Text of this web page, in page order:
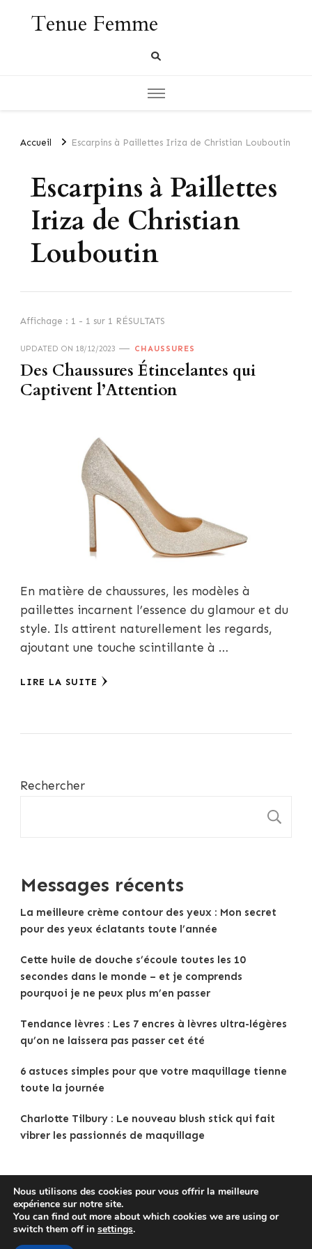
Tenue Femme
Accueil Escarpins à Paillettes Iriza de Christian Louboutin
Escarpins à Paillettes
Iriza de Christian
Louboutin
Affichage : 1 - 1 sur 1 RÉSULTATS
UPDATED ON 18/12/2023 CHAUSSURES
Des Chaussures Étincelantes qui
Captivent l’Attention
En matière de chaussures, les modèles à
paillettes incarnent l’essence du glamour et du
style. Ils attirent naturellement les regards,
ajoutant une touche scintillante à …
LIRE LA SUITE
Rechercher
Messages récents
La meilleure crème contour des yeux : Mon secret
pour des yeux éclatants toute l’année
Cette huile de douche s’écoule toutes les 10
secondes dans le monde – et je comprends
pourquoi je ne peux plus m’en passer
Tendance lèvres : Les 7 encres à lèvres ultra-légères
qu’on ne laissera pas passer cet été
6 astuces simples pour que votre maquillage tienne
toute la journée
Charlotte Tilbury : Le nouveau blush stick qui fait
vibrer les passionnés de maquillage
Copyright © 2025Tenue Femme
Politique de confidentialité
Blossom Themes
Nous utilisons des cookies pour vous offrir la meilleure
expérience sur notre site.
You can find out more about which cookies we are using or
switch them off in settings.